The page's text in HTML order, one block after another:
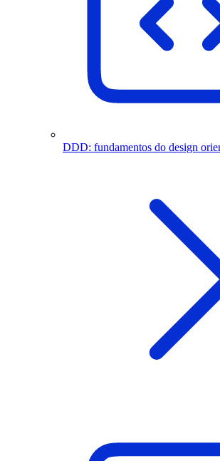
DDD: fundamentos do design